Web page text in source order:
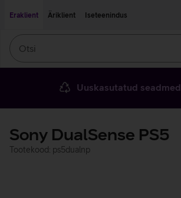
Eraklient
Äriklient Iseteenindus
Uuskasutatud seadmed
Sony DualSense PS5
Tootekood: ps5dualnp